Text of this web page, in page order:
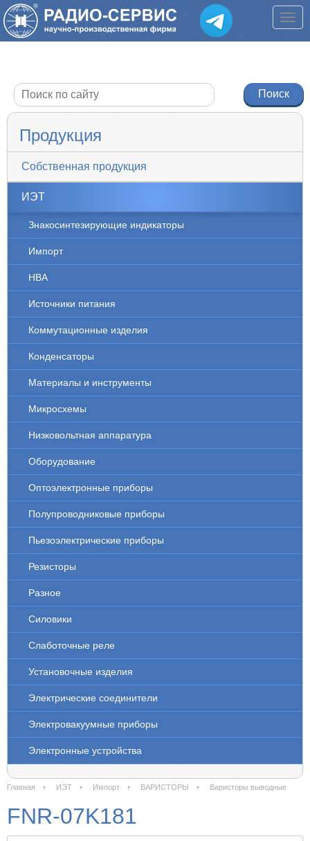
Продукция
Собственная продукция
ИЭТ
Знакосинтезирующие индикаторы
Импорт
НВА
Источники питания
Коммутационные изделия
Конденсаторы
Материалы и инструменты
Микросхемы
Низковольтная аппаратура
Оборудование
Оптоэлектронные приборы
Полупроводниковые приборы
Пьезоэлектрические приборы
Резисторы
Разное
Силовики
Слаботочные реле
Установочные изделия
Электрические соединители
Электровакуумные приборы
Электронные устройства
Главная ИЭТ Импорт ВАРИСТОРЫ Варисторы выводные
FNR-07K181